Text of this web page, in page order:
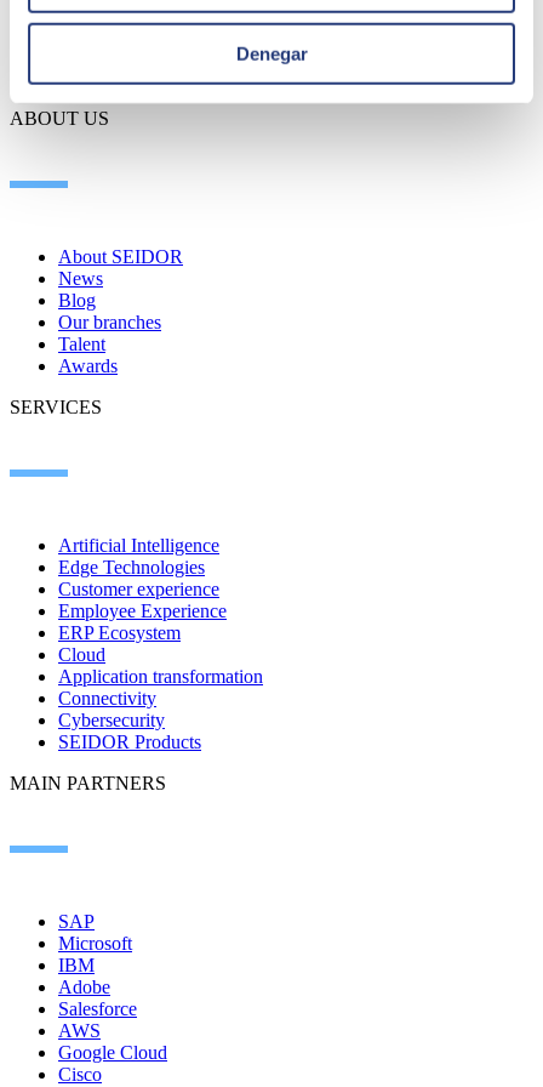
Denegar
ABOUT US
About SEIDOR
News
Blog
Our branches
Talent
Awards
SERVICES
Artificial Intelligence
Edge Technologies
Customer experience
Employee Experience
ERP Ecosystem
Cloud
Application transformation
Connectivity
Cybersecurity
SEIDOR Products
MAIN PARTNERS
SAP
Microsoft
IBM
Adobe
Salesforce
AWS
Google Cloud
Cisco